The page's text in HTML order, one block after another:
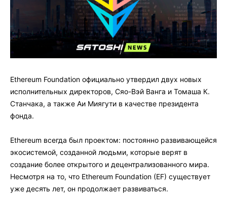
Ethereum Foundation официально утвердил двух новых
исполнительных директоров, Сяо-Вэй Ванга и Томаша К.
Станчака, а также Аи Миягути в качестве президента
фонда.
Ethereum всегда был проектом: постоянно развивающейся
экосистемой, созданной людьми, которые верят в
создание более открытого и децентрализованного мира.
Несмотря на то, что Ethereum Foundation (EF) существует
уже десять лет, он продолжает развиваться.